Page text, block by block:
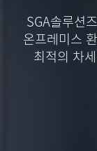
SGA솔루션
온프레미스
최적의 차
부합하는
통합 보안,
온프레미스
SGA솔루션
온프레미스
최적의 차